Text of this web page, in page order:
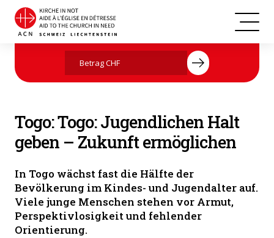
Jetzt mit Ihrer Spende helfen
Togo: Togo: Jugendlichen Halt
geben – Zukunft ermöglichen
In Togo wächst fast die Hälfte der
Bevölkerung im Kindes- und Jugendalter auf.
Viele junge Menschen stehen vor Armut,
Perspektivlosigkeit und fehlender
Orientierung.